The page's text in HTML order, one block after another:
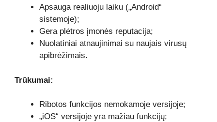
Apsauga realiuoju laiku („Android“
sistemoje);
Gera plėtros įmonės reputacija;
Nuolatiniai atnaujinimai su naujais virusų
apibrėžimais.
Trūkumai:
Ribotos funkcijos nemokamoje versijoje;
„iOS“ versijoje yra mažiau funkcijų;